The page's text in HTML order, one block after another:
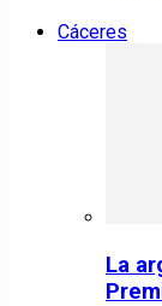
Cáceres
La